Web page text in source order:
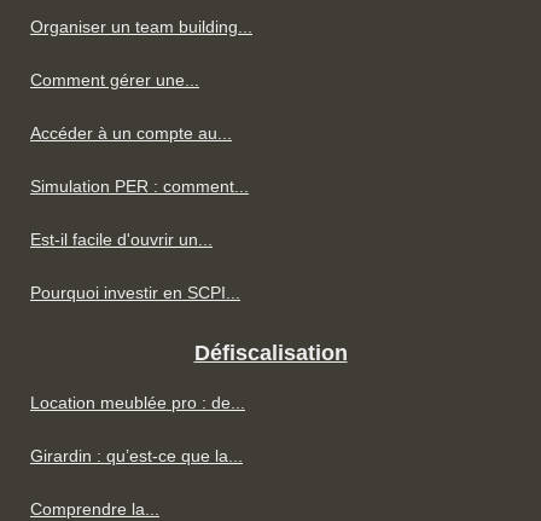
Organiser un team building...
Comment gérer une...
Accéder à un compte au...
Simulation PER : comment...
Est-il facile d'ouvrir un...
Pourquoi investir en SCPI...
Défiscalisation
Location meublée pro : de...
Girardin : qu’est-ce que la...
Comprendre la...